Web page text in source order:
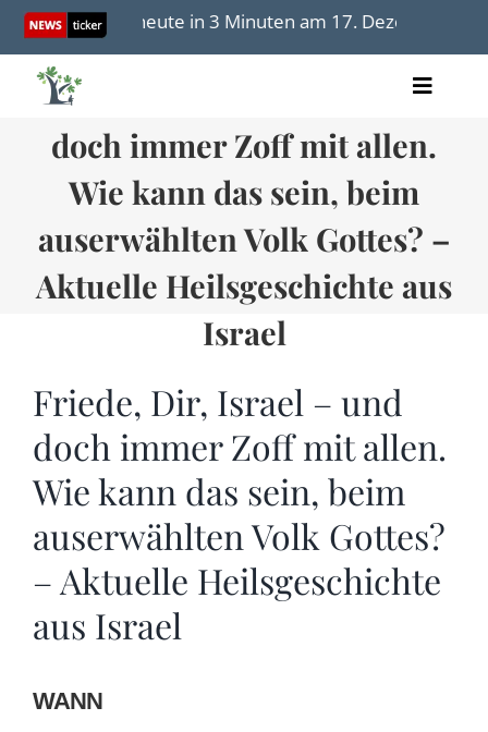
Skip
content
Israel heute in 3 Minuten am 17. Dezember 2025
Toggle
Videos
Audio
Bücher
Termine
Spenden
Friede, Dir, Israel – und
doch immer Zoff mit allen.
Wie kann das sein, beim
auserwählten Volk Gottes? –
Aktuelle Heilsgeschichte aus
Israel
Friede, Dir, Israel – und
doch immer Zoff mit allen.
Wie kann das sein, beim
auserwählten Volk Gottes?
– Aktuelle Heilsgeschichte
aus Israel
WANN